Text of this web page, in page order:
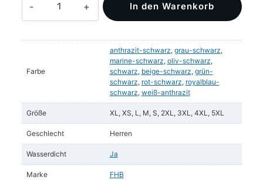
Softshell-
Menge
In den Warenkorb
Farbe
anthrazit-schwarz, grau-schwarz,
marine-schwarz, oliv-schwarz,
schwarz, beige-schwarz, grün-
schwarz, rot-schwarz, royalblau-
schwarz, weiß-anthrazit
Größe XL, XS, L, M, S, 2XL, 3XL, 4XL, 5XL
Geschlecht Herren
Wasserdicht Ja
Marke FHB